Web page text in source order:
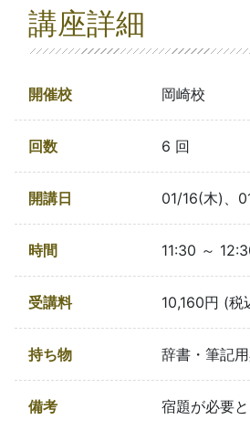
講座詳細
開催校 岡崎校
回数 6 回
開講日 01/16(木)、
時間 11:30 ～
受講料 10,160円 (
持ち物 辞書・筆記
備考 宿題が必要